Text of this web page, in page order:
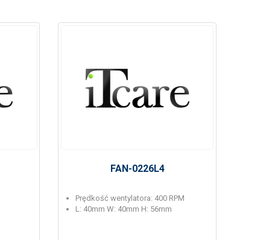
FAN-0226L4
Prędkość wentylatora: 400 RPM
L: 40mm W: 40mm H: 56mm